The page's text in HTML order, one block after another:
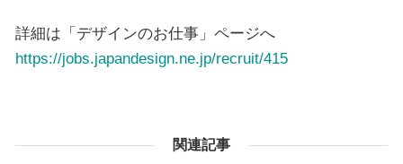
詳細は「デザインのお仕事」ページへ
https://jobs.japandesign.ne.jp/recruit/415
関連記事